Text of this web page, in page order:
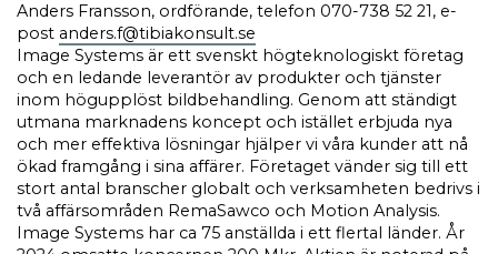
Anders Fransson, ordförande, telefon 070-738 52 21, e-
post anders.f@tibiakonsult.se
Image Systems är ett svenskt högteknologiskt företag
och en ledande leverantör av produkter och tjänster
inom högupplöst bildbehandling. Genom att ständigt
utmana marknadens koncept och istället erbjuda nya
och mer effektiva lösningar hjälper vi våra kunder att nå
ökad framgång i sina affärer. Företaget vänder sig till ett
stort antal branscher globalt och verksamheten bedrivs i
två affärsområden RemaSawco och Motion Analysis.
Image Systems har ca 75 anställda i ett flertal länder. År